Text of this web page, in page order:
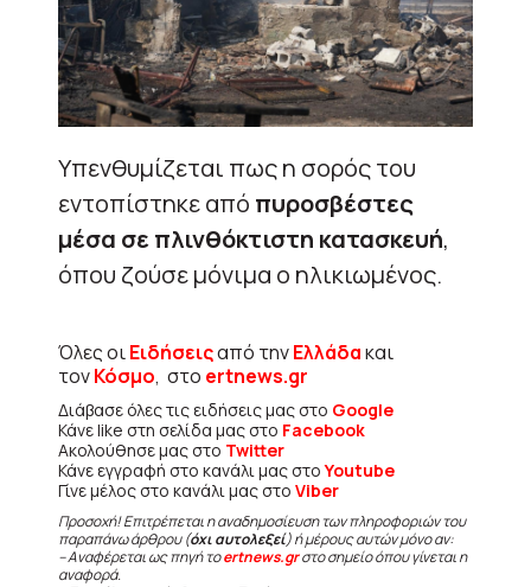
Υπενθυμίζεται πως η σορός του
εντοπίστηκε από πυροσβέστες
μέσα σε πλινθόκτιστη κατασκευή,
όπου ζούσε μόνιμα o ηλικιωμένος.
Όλες οιΕιδήσειςαπό τηνΕλλάδακαι
τονΚόσμο, στο ertnews.gr
Διάβασε όλες τις ειδήσεις μας στο Google
Κάνε like στη σελίδα μας στο Facebook
Ακολούθησε μας στο Twitter
Κάνε εγγραφή στο κανάλι μας στοYoutube
Γίνε μέλος στο κανάλι μας στο Viber
Προσοχή! Επιτρέπεται η αναδημοσίευση των πληροφοριών του
παραπάνω άρθρου (όχι αυτολεξεί) ή μέρους αυτών μόνο αν:
– Αναφέρεται ως πηγή τοertnews.grστο σημείο όπου γίνεται η
αναφορά.